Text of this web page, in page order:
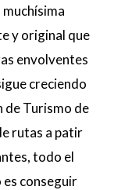
y original que
envolventes
creciendo
de Turismo de
rutas a patir
todo el
conseguir